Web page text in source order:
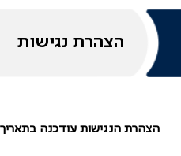
הצהרת נגישות
הצהרת הנגישות עודכנה בתאריך 3.9.2025